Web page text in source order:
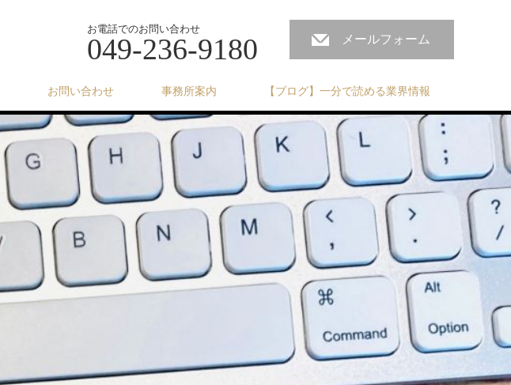
お電話でのお問い合わせ
049-236-9180 メールフォーム
お問い合わせ 事務所案内 【ブログ】一分で読める業界情報